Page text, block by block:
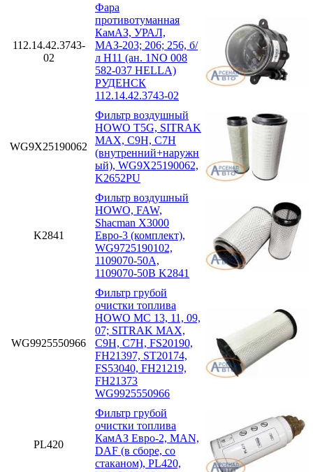
112.14.42.3743-
02
Фара
противотуманная
КамАЗ, УРАЛ,
МАЗ-203; 206; 256, б/
л H11 (ан. 1NO 008
582-037 HELLA)
РУДЕНСК
112.14.42.3743-02
WG9X25190062
Фильтр воздушный
HOWO T5G, SITRAK
MAX, C9H, C7H
(внутренний+наружн
ый), WG9X25190062,
K2652PU
K2841
Фильтр воздушный
HOWO, FAW,
Shacman X3000
Евро-3 (комплект),
WG9725190102,
1109070-50A,
1109070-50B K2841
WG9925550966
Фильтр грубой
очистки топлива
HOWO MC 13, 11, 09,
07; SITRAK MAX,
C9H, C7H, FS20190,
FH21397, ST20174,
FS53040, FH21219,
FH21373
WG9925550966
PL420
Фильтр грубой
очистки топлива
КамАЗ Евро-2, MAN,
DAF (в сборе, со
стаканом), PL420,